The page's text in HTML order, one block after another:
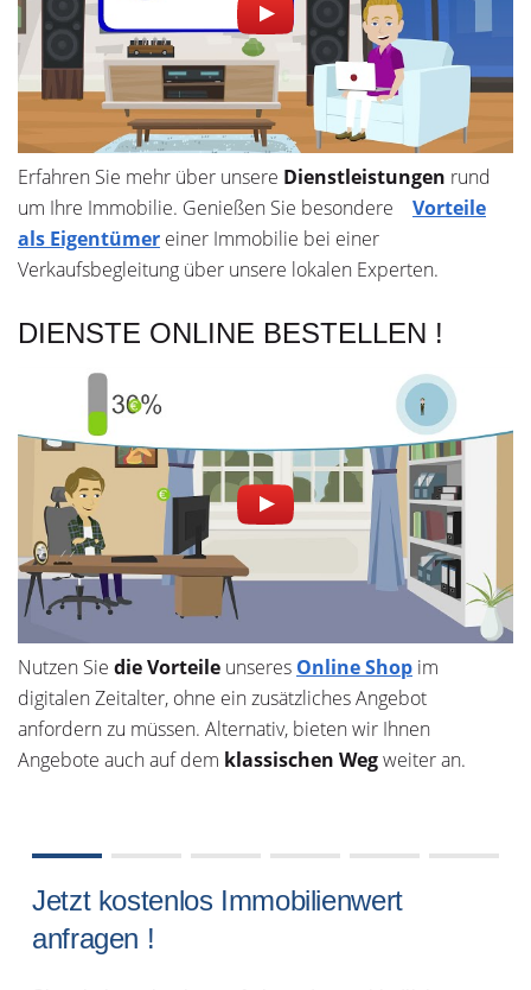
Erfahren Sie mehr über unsere Dienstleistungen rund
um Ihre Immobilie. Genießen Sie besondere
Vorteile
als Eigentümer einer Immobilie bei einer
Verkaufsbegleitung über unsere lokalen Experten.
DIENSTE ONLINE BESTELLEN !
Nutzen Sie die Vorteile unseres Online Shop im
digitalen Zeitalter, ohne ein zusätzliches Angebot
anfordern zu müssen. Alternativ, bieten wir Ihnen
Angebote auch auf dem klassischen Wegweiter an.